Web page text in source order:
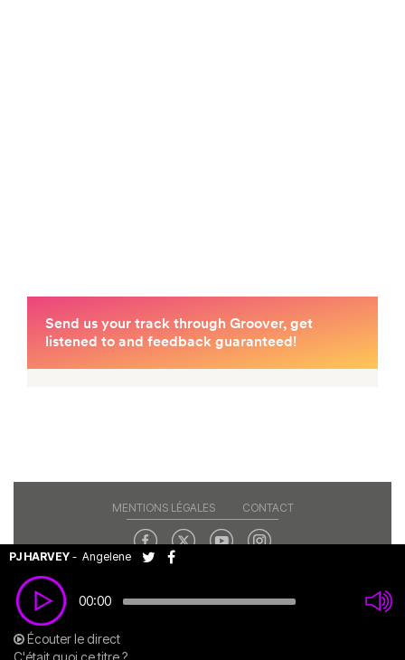
00:00
PJ HARVEY - Angelene
Écouter le direct
C'était quoi ce titre ?
MENTIONS LÉGALES CONTACT